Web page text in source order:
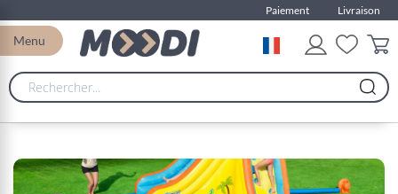
Paiement Livraison
Menu